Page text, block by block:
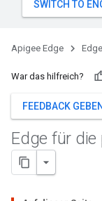
Apigee Edge
War das hilfreich?
FEEDBACK GEBEN
Edge für die